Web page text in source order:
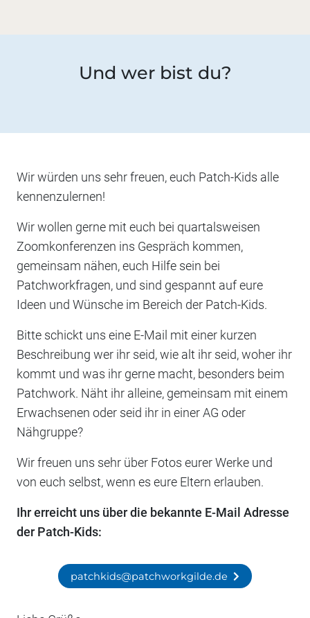
Und wer bist du?
Wir würden uns sehr freuen, euch Patch-Kids alle
kennenzulernen!
Wir wollen gerne mit euch bei quartalsweisen
Zoomkonferenzen ins Gespräch kommen,
gemeinsam nähen, euch Hilfe sein bei
Patchworkfragen, und sind gespannt auf eure
Ideen und Wünsche im Bereich der Patch-Kids.
Bitte schickt uns eine E-Mail mit einer kurzen
Beschreibung wer ihr seid, wie alt ihr seid, woher ihr
kommt und was ihr gerne macht, besonders beim
Patchwork. Näht ihr alleine, gemeinsam mit einem
Erwachsenen oder seid ihr in einer AG oder
Nähgruppe?
Wir freuen uns sehr über Fotos eurer Werke und
von euch selbst, wenn es eure Eltern erlauben.
Ihr erreicht uns über die bekannte E-Mail Adresse
der Patch-Kids:
patchkids@patchworkgilde.de